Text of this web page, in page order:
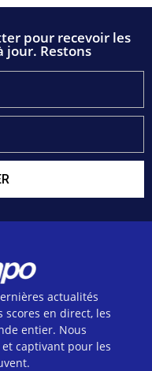
pour recevoir les
jour. Restons
actualités
scores en direct, les
entier. Nous
captivant pour les